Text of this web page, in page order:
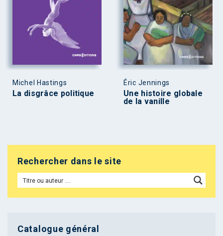
Michel Hastings
La disgrâce politique
Éric Jennings
Une histoire globale
de la vanille
Rechercher dans le site
Catalogue général